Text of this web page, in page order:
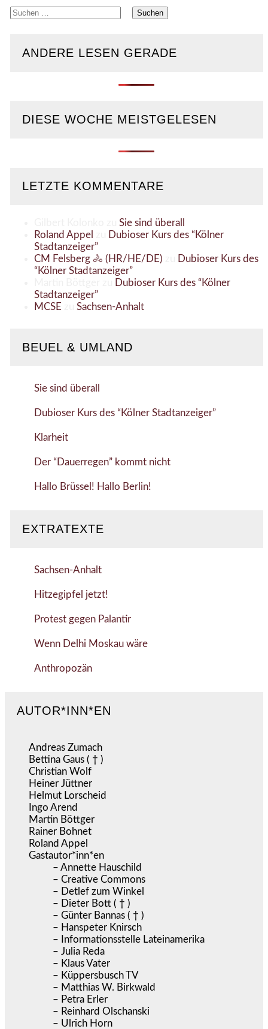
Suchen
ANDERE LESEN GERADE
DIESE WOCHE MEISTGELESEN
LETZTE KOMMENTARE
Sie sind überall
Roland Appel
Dubioser Kurs des “Kölner
Stadtanzeiger”
CM Felsberg 🚴 (HR/HE/DE)
Dubioser Kurs des
“Kölner Stadtanzeiger”
Dubioser Kurs des “Kölner
Stadtanzeiger”
MCSE
Sachsen-Anhalt
BEUEL & UMLAND
Sie sind überall
Dubioser Kurs des “Kölner Stadtanzeiger”
Klarheit
Der “Dauerregen” kommt nicht
Hallo Brüssel! Hallo Berlin!
EXTRATEXTE
Sachsen-Anhalt
Hitzegipfel jetzt!
Protest gegen Palantir
Wenn Delhi Moskau wäre
Anthropozän
AUTOR*INN*EN
Andreas Zumach
Bettina Gaus ( † )
Christian Wolf
Heiner Jüttner
Helmut Lorscheid
Ingo Arend
Martin Böttger
Rainer Bohnet
Roland Appel
Gastautor*inn*en
– Annette Hauschild
– Creative Commons
– Detlef zum Winkel
– Dieter Bott ( † )
– Günter Bannas ( † )
– Hanspeter Knirsch
– Informationsstelle Lateinamerika
– Julia Reda
– Klaus Vater
– Küppersbusch TV
– Matthias W. Birkwald
– Petra Erler
– Reinhard Olschanski
– Ulrich Horn